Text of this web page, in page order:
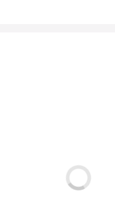
visite autour des